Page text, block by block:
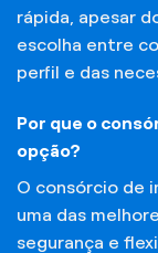
rápida, apesar
escolha entre
perfil e das
Por que o
opção?
O consórcio de
uma das
segurança e